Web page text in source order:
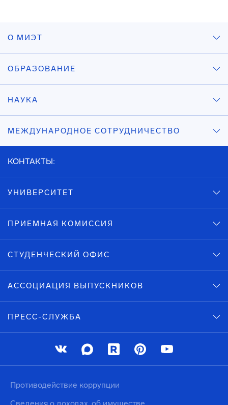
О МИЭТ
ОБРАЗОВАНИЕ
НАУКА
МЕЖДУНАРОДНОЕ СОТРУДНИЧЕСТВО
КОНТАКТЫ:
УНИВЕРСИТЕТ
ПРИЕМНАЯ КОМИССИЯ
СТУДЕНЧЕСКИЙ ОФИС
АССОЦИАЦИЯ ВЫПУСКНИКОВ
ПРЕСС-СЛУЖБА
Противодействие коррупции